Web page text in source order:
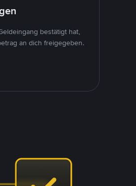
bestätigt hat,
an dich freigegeben.